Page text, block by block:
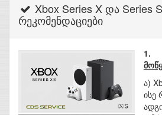
Xbox Series X და Series
რეკომენდაციები
1.
ა)
ისე